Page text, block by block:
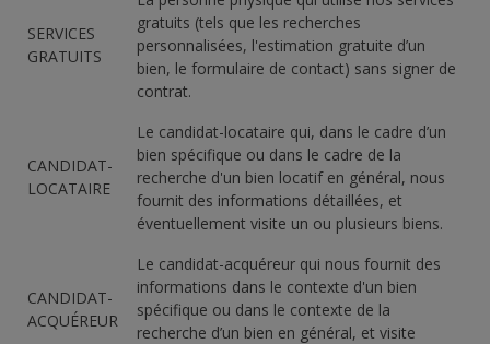
SERVICES
GRATUITS
gratuits (tels que les recherches
personnalisées, l'estimation gratuite d’un
bien, le formulaire de contact) sans signer de
contrat.
CANDIDAT-
LOCATAIRE
Le candidat-locataire qui, dans le cadre d’un
bien spécifique ou dans le cadre de la
recherche d'un bien locatif en général, nous
fournit des informations détaillées, et
éventuellement visite un ou plusieurs biens.
CANDIDAT-
ACQUÉREUR
Le candidat-acquéreur qui nous fournit des
informations dans le contexte d'un bien
spécifique ou dans le contexte de la
recherche d’un bien en général, et visite